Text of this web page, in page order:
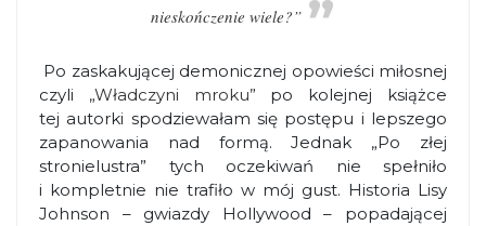
nieskończenie wiele?”
Po zaskakującej demonicznej opowieści miłosnej
czyli „Władczyni mroku” po kolejnej książce
tej autorki spodziewałam się postępu i lepszego
zapanowania nad formą. Jednak „Po złej
stronielustra” tych oczekiwań nie spełniło
i kompletnie nie trafiło w mój gust. Historia Lisy
Johnson – gwiazdy Hollywood – popadającej